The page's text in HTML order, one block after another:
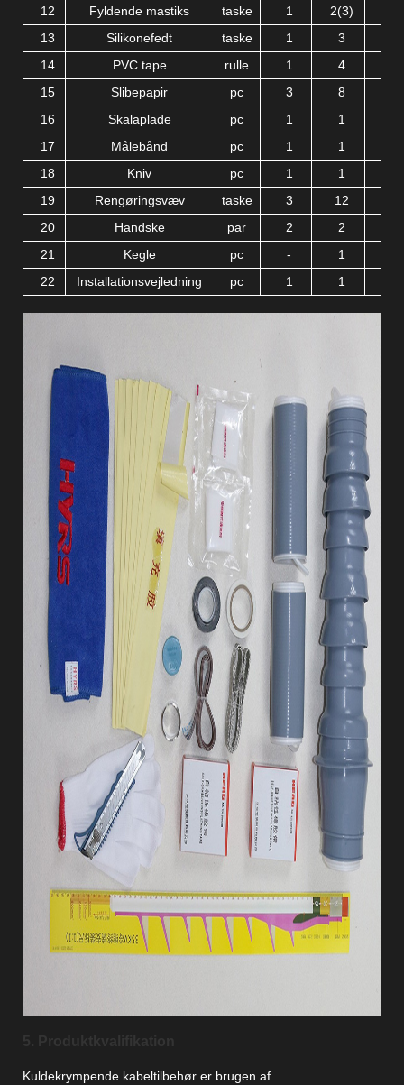
12
Fyldende mastiks taske 1
2(3)
13
Silikonefedt taske 1
3
14
PVC tape rulle 1
4
15
Slibepapir pc 3
8
16
Skalaplade pc 1
1
17
Målebånd pc 1
1
18
Kniv pc 1
1
19
Rengøringsvæv taske 3
12
20
Handske par 2
2
21
Kegle pc -
1
22
Installationsvejledning pc 1 1
Kuldekrympende kabeltilbehør er brugen af ​​